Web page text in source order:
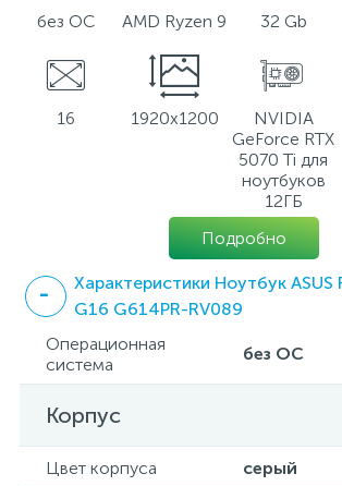
без ОС AMD Ryzen 9 32 Gb
16 1920x1200
NVIDIA
GeForce RTX
5070 Ti для
ноутбуков
12ГБ
Подробно
Характеристики Ноутбук ASUS
G16 G614PR-RV089
Операционная
система
без ОС
Корпус
Цвет корпуса серый